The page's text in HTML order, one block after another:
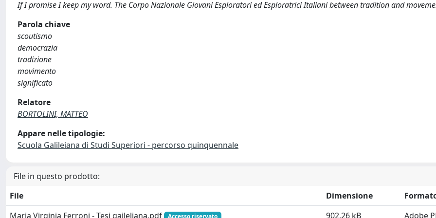
If I promise I keep my word. The Corpo Nazionale Giovani Esploratori ed Esploratrici Italiani between tradition and
Parola chiave
scoutismo
democrazia
tradizione
movimento
significato
Relatore
BORTOLINI, MATTEO
Appare nelle tipologie:
Scuola Galileiana di Studi Superiori - percorso quinquennale
File in questo prodotto:
File
Dimensione
Maria Virginia Ferroni - Tesi gaileliana.pdf
Accesso riservato 902.26 kB Adobe